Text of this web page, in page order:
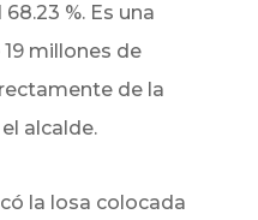
%. Es una
millones de
de la
alcalde.
la losa colocada